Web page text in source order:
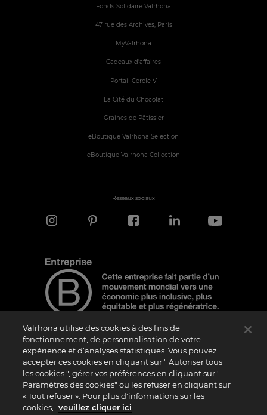
Fonds Solidaire Valrhona
47 rue des Archives, Paris
MyValrhona
Cadeaux d'affaires
Portail Cercle V
La Cité du Chocolat
Graines de Pâtissier
eBoutique Valrhona Selection
eBoutique Valrhona Collection
Réseaux sociaux
Note d'information
Le logo “Certified B Corporation” est attribué par B Lab, une organisation privée à
but non lucratif, aux entreprises qui, comme la nôtre, ont réalisé avec succès le B
Impact Assessment (“BIA”) et répondent aux exigences de B Lab en matière de
performance sociale et environnementale, de responsabilité et de transparence. Il
est précisé que B Lab n’est pas un organisme d’évaluation de la conformité au sens
du règlement (UE) n° 765/2008, ni un organisme de normalisation national,
Valrhona utilise des cookies à des fins de
fonctionnement, de personnalisation de votre
expérience et d’analyses statistiques. Vous pouvez
accepter ces cookies en cliquant sur " Autoriser tous
les cookies ", gérer vos préférences en cliquant sur "
Paramètres des cookies" ou les refuser en cliquant sur
« Tout refuser ». Pour plus d'informations sur les
cookies,
veuillez cliquer ici